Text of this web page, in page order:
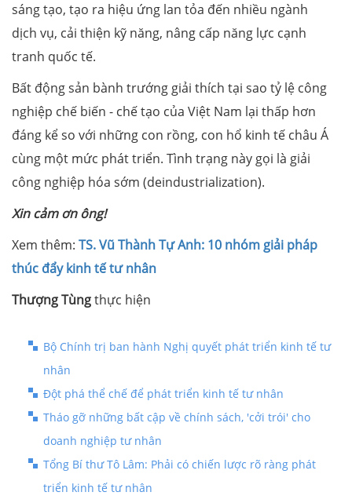
sáng tạo, tạo ra hiệu ứng lan tỏa đến nhiều ngành
dịch vụ, cải thiện kỹ năng, nâng cấp năng lực cạnh
tranh quốc tế.
Bất động sản bành trướng giải thích tại sao tỷ lệ công
nghiệp chế biến - chế tạo của Việt Nam lại thấp hơn
đáng kể so với những con rồng, con hổ kinh tế châu Á
cùng một mức phát triển. Tình trạng này gọi là giải
công nghiệp hóa sớm (deindustrialization).
Xin cảm ơn ông!
Xem thêm: TS. Vũ Thành Tự Anh: 10 nhóm giải pháp
thúc đẩy kinh tế tư nhân
Thượng Tùngthực hiện
Bộ Chính trị ban hành Nghị quyết phát triển kinh tế tư
nhân
Đột phá thể chế để phát triển kinh tế tư nhân
Tháo gỡ những bất cập về chính sách, 'cởi trói' cho
doanh nghiệp tư nhân
Tổng Bí thư Tô Lâm: Phải có chiến lược rõ ràng phát
triển kinh tế tư nhân